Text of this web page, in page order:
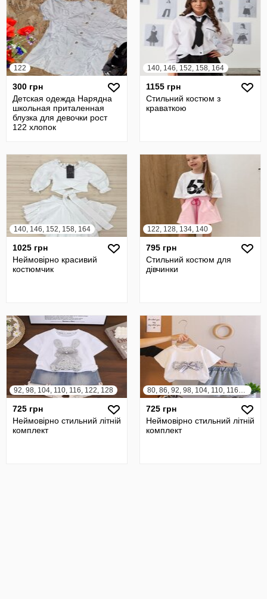
122
300 грн
Детская одежда Нарядна
школьная приталенная
блузка для девочки рост
122 хлопок
140, 146, 152, 158, 164
1155 грн
Стильний костюм з
краваткою
140, 146, 152, 158, 164
1025 грн
Неймовірно красивий
костюмчик
122, 128, 134, 140
795 грн
Стильний костюм для
дівчинки
92, 98, 104, 110, 116, 122, 128
725 грн
Неймовірно стильний літній
комплект
80, 86, 92, 98, 104, 110, 116, 122
725 грн
Неймовірно стильний літній
комплект